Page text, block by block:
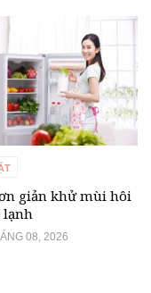
giản khử mùi hôi
lạnh
08, 2026